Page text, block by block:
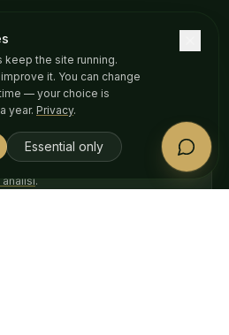
laboratori terzi nell’UE. Ogni lotto
.
keep the site running.
it. You can change
— your choice is
year. Privacy.
Essential only